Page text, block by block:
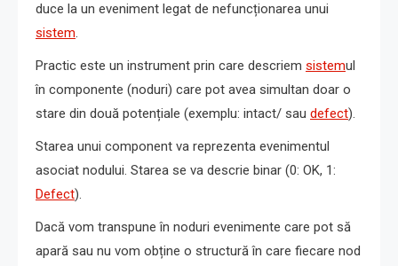
duce la un eveniment legat de nefuncționarea unui
sistem.
Practic este un instrument prin care descriem sistemul
în componente (noduri) care pot avea simultan doar o
stare din două potențiale (exemplu: intact/ sau defect).
Starea unui component va reprezenta evenimentul
asociat nodului. Starea se va descrie binar (0: OK, 1:
Defect).
Dacă vom transpune în noduri evenimente care pot să
apară sau nu vom obține o structură în care fiecare nod